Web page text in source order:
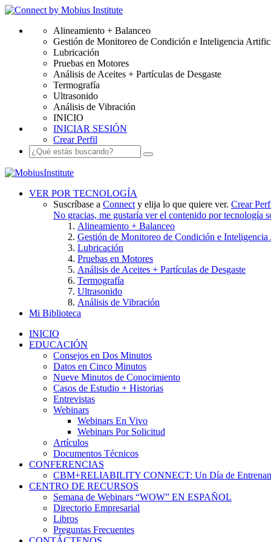
Alineamiento + Balanceo
Gestión de Monitoreo de Condición e Inteligencia
Lubricación
Pruebas en Motores
Análisis de Aceites + Partículas de Desgaste
Termografía
Ultrasonido
Análisis de Vibración
INICIO
INICIAR SESIÓN
Crear Perfil
VER POR TECNOLOGÍA
Suscríbase a Connect y elija lo que quiere ver. Crear
No gracias, me gustaría ver el contenido por tecnología
Alineamiento + Balanceo
Gestión de Monitoreo de Condición e
Lubricación
Pruebas en Motores
Análisis de Aceites + Partículas de Desgaste
Termografía
Ultrasonido
Análisis de Vibración
Mi Biblioteca
INICIO
EDUCACIÓN
Consejos en Dos Minutos
Datos en Cinco Minutos
Nueve Minutos de Conocimiento
Casos de Estudio + Historias
Entrevistas
Webinars
Webinars En Vivo
Webinars Por Solicitud
Artículos
Documentos Técnicos
CONFERENCIAS
CBM+RELIABILITY CONNECT: Un Día de
CENTRO DE RECURSOS
Semana de Webinars “WOW” EN ESPAÑOL
Directorio Empresarial
Libros
Preguntas Frecuentes